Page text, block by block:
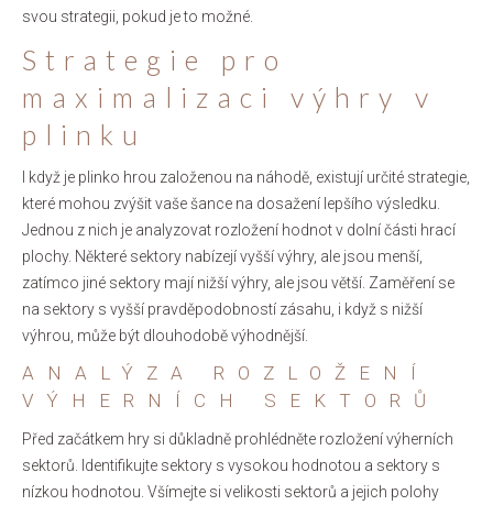
svou strategii, pokud je to možné.
Strategie pro
maximalizaci výhry v
plinku
I když je plinko hrou založenou na náhodě, existují určité strategie,
které mohou zvýšit vaše šance na dosažení lepšího výsledku.
Jednou z nich je analyzovat rozložení hodnot v dolní části hrací
plochy. Některé sektory nabízejí vyšší výhry, ale jsou menší,
zatímco jiné sektory mají nižší výhry, ale jsou větší. Zaměření se
na sektory s vyšší pravděpodobností zásahu, i když s nižší
výhrou, může být dlouhodobě výhodnější.
ANALÝZA ROZLOŽENÍ
VÝHERNÍCH SEKTORŮ
Před začátkem hry si důkladně prohlédněte rozložení výherních
sektorů. Identifikujte sektory s vysokou hodnotou a sektory s
nízkou hodnotou. Všímejte si velikosti sektorů a jejich polohy